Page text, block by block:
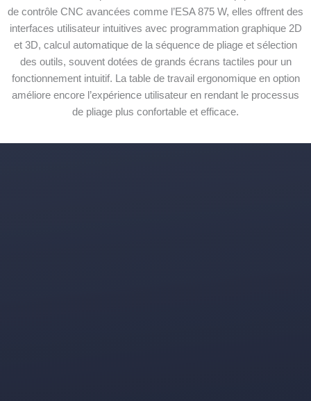
de contrôle CNC avancées comme l’ESA 875 W, elles offrent des
interfaces utilisateur intuitives avec programmation graphique 2D
et 3D, calcul automatique de la séquence de pliage et sélection
des outils, souvent dotées de grands écrans tactiles pour un
fonctionnement intuitif. La table de travail ergonomique en option
améliore encore l’expérience utilisateur en rendant le processus
de pliage plus confortable et efficace.